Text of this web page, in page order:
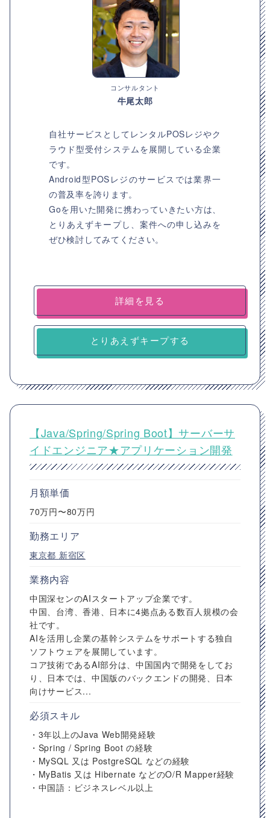
コンサルタント
牛尾太郎
自社サービスとしてレンタルPOSレジやク
ラウド型受付システムを展開している企業
です。
Android型POSレジのサービスでは業界一
の普及率を誇ります。
Goを用いた開発に携わっていきたい方は、
とりあえずキープし、案件への申し込みを
ぜひ検討してみてください。
詳細を見る
とりあえずキープする
【Java/Spring/Spring Boot】サーバーサ
イドエンジニア★アプリケーション開発
月額単価
70万円〜80万円
勤務エリア
東京都 新宿区
業務内容
中国深センのAIスタートアップ企業です。
中国、台湾、香港、日本に4拠点ある数百人規模の会
社です。
AIを活用し企業の基幹システムをサポートする独自
ソフトウェアを展開しています。
コア技術であるAI部分は、中国国内で開発をしてお
り、日本では、中国版のバックエンドの開発、日本
向けサービス...
必須スキル
・3年以上のJava Web開発経験
・Spring / Spring Boot の経験
・MySQL 又は PostgreSQL などの経験
・MyBatis 又は Hibernate などのO/R Mapper経験
・中国語：ビジネスレベル以上